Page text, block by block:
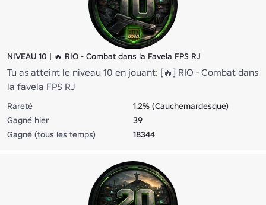
NIVEAU 10 | 🔥 RIO - Combat dans la Favela FPS RJ
Tu as atteint le niveau 10 en jouant: [🔥] RIO - Combat dans
la favela FPS RJ
Rareté
1.2% (Cauchemardesque)
Gagné hier
39
Gagné (tous les temps)
18344